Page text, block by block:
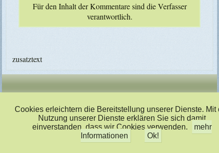
Für den Inhalt der Kommentare sind die Verfasser
verantwortlich.
zusatztext
Designed byTECMU
Cookies erleichtern die Bereitstellung unserer Dienste. Mit
Nutzung unserer Dienste erklären Sie sich damit
einverstanden, dass wir Cookies verwenden.
mehr
Informationen
Ok!